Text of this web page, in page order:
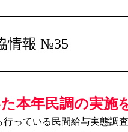
情報 №35
本年民調の実施
っている民間給与実態調